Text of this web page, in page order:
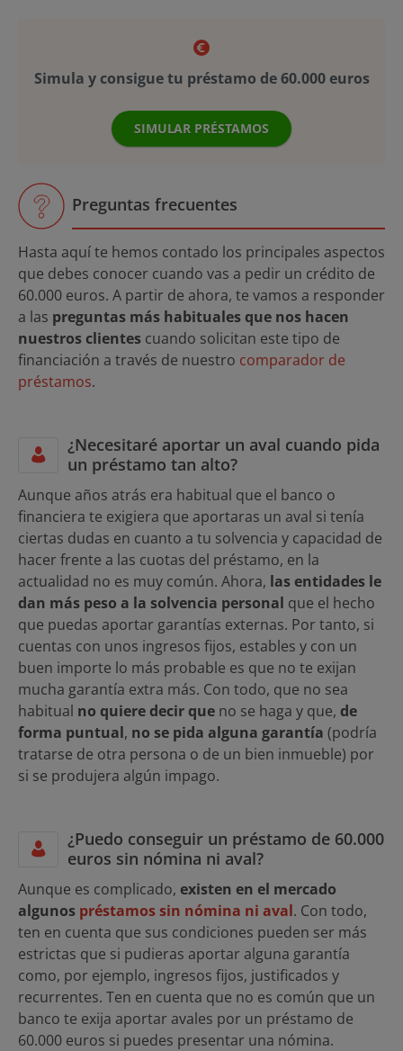
Simula y consigue tu préstamo de 60.000 euros
SIMULAR PRÉSTAMOS
Preguntas frecuentes
Hasta aquí te hemos contado los principales aspectos
que debes conocer cuando vas a pedir un crédito de
60.000 euros. A partir de ahora, te vamos a responder
a las preguntas más habituales que nos hacen
nuestros clientes cuando solicitan este tipo de
financiación a través de nuestro comparador de
préstamos.
¿Necesitaré aportar un aval cuando pida
un préstamo tan alto?
Aunque años atrás era habitual que el banco o
financiera te exigiera que aportaras un aval si tenía
ciertas dudas en cuanto a tu solvencia y capacidad de
hacer frente a las cuotas del préstamo, en la
actualidad no es muy común. Ahora, las entidades le
dan más peso a la solvencia personal que el hecho
que puedas aportar garantías externas. Por tanto, si
cuentas con unos ingresos fijos, estables y con un
buen importe lo más probable es que no te exijan
mucha garantía extra más. Con todo, que no sea
habitual no quiere decir que no se haga y que, de
forma puntual, no se pida alguna garantía (podría
tratarse de otra persona o de un bien inmueble) por
si se produjera algún impago.
¿Puedo conseguir un préstamo de 60.000
euros sin nómina ni aval?
Aunque es complicado, existen en el mercado
algunos préstamos sin nómina ni aval. Con todo,
ten en cuenta que sus condiciones pueden ser más
estrictas que si pudieras aportar alguna garantía
como, por ejemplo, ingresos fijos, justificados y
recurrentes. Ten en cuenta que no es común que un
banco te exija aportar avales por un préstamo de
60.000 euros si puedes presentar una nómina.